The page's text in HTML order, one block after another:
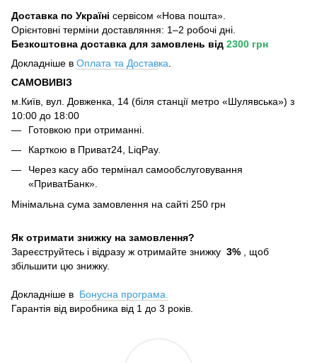
Доставка по Україні сервісом «Нова пошта».
Орієнтовні терміни доставляння: 1–2 робочі дні.
Безкоштовна доставка для замовлень від 2300 грн
Докладніше в Оплата та Доставка
САМОВИВІЗ
м.Київ, вул. Довженка, 14 (біля станції метро «Шулявська») з
10:00 до 18:00
Готовкою при отриманні.
Карткою в Приват24, LiqPay.
Через касу або термінал самообслуговування
«ПриватБанк».
Мінімальна сума замовлення на сайті 250 грн
Як отримати знижку на замовлення?
Зареєструйтесь і відразу ж отримайте знижку 3% , щоб
збільшити цю знижку.
Докладніше в Бонусна програма.
Гарантія від виробника від 1 до 3 років.